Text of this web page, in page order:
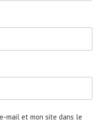
mail et mon site dans le